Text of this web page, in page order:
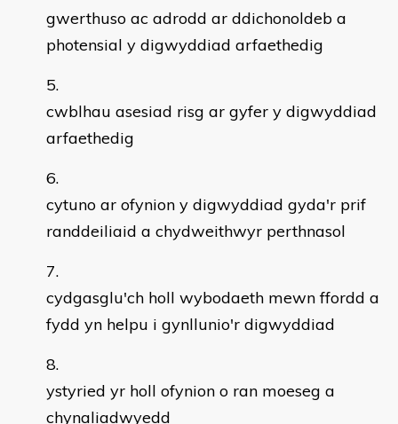
gwerthuso ac adrodd ar ddichonoldeb a
photensial y digwyddiad arfaethedig
cwblhau asesiad risg ar gyfer y digwyddiad
arfaethedig
cytuno ar ofynion y digwyddiad gyda'r prif
randdeiliaid a chydweithwyr perthnasol
cydgasglu'ch holl wybodaeth mewn ffordd a
fydd yn helpu i gynllunio'r digwyddiad
ystyried yr holl ofynion o ran moeseg a
chynaliadwyedd